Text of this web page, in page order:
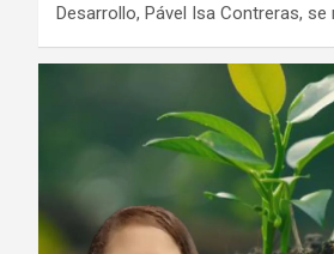
Desarrollo, Pável Isa Contreras,